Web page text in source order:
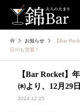
お知らせ
【Bar
日㈰も営業！
【Bar Rocket】
㈭より、12月29
2024.12.25